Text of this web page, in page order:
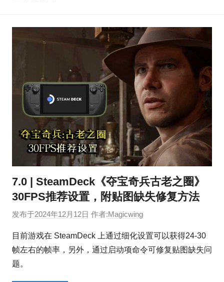
7.0 | SteamDeck《夺宝奇兵古老之圈》
30FPS推荐设置，附贴图缺失修复方法
发布于2024年12月12日 作者:Magicwing
目前游戏在 SteamDeck 上通过细化设置可以获得24-30
帧左右的帧率，另外，通过启动项命令可修复贴图缺失问
题。